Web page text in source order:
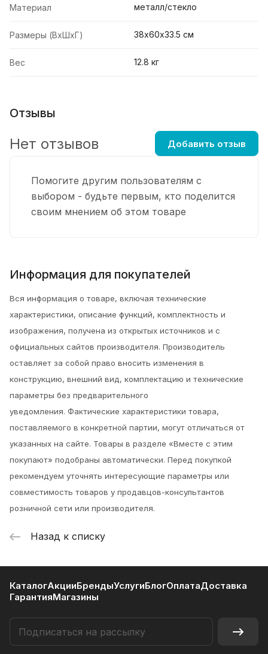
Материал металл/стекло
Размеры (ВхШхГ) 38х60х33.5 см
Вес 12.8 кг
Отзывы
Помогите другим пользователям с
выбором - будьте первым, кто поделится
своим мнением об этом товаре
Нет отзывов Добавить отзыв
Информация для покупателей
Вся информация о товаре, включая технические
характеристики, описание функций, комплектность и
изображения, получена из открытых источников и с
официальных сайтов производителя. Производитель
оставляет за собой право вносить изменения в
конструкцию, внешний вид, комплектацию и технические
параметры без предварительного
уведомления. Фактические характеристики товара,
поставляемого в конкретной партии, могут отличаться от
указанных на сайте. Товары в разделе «Вместе с этим
покупают» подобраны автоматически. Перед покупкой
рекомендуем уточнять интересующие параметры или
совместимость товаров у продавцов-консультантов
розничной сети или производителя.
Назад к списку
КаталогАкцииБрендыУслугиБлогОплатаДоставка
ГарантияМагазины